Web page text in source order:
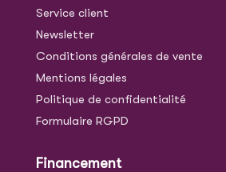
Service client
Newsletter
Conditions générales de vente
Mentions légales
Politique de confidentialité
Formulaire RGPD
Financement